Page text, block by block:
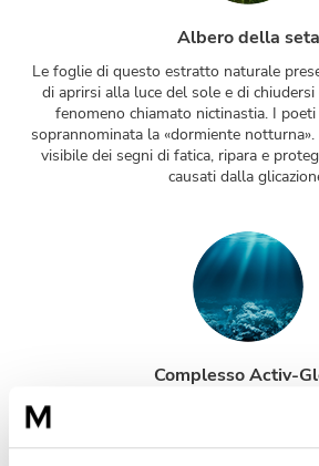
Albero della seta
Le foglie di questo estratto naturale
di aprirsi alla luce del sole e di
fenomeno chiamato nictinastia. I poeti
soprannominata la «dormiente
visibile dei segni di fatica, ripara e
causati dalla
Complesso Activ-
Complesso composto da un’acqua di
l’isola di Noirmoutier (Francia), un’acqua
passando attraverso diversi strati